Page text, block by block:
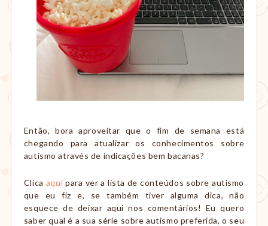
Então, bora aproveitar que o fim de semana está
chegando para atualizar os conhecimentos sobre
autismo através de indicações bem bacanas?
Clica aquipara ver a lista de conteúdos sobre autismo
que eu fiz e, se também tiver alguma dica, não
esquece de deixar aqui nos comentários! Eu quero
saber qual é a sua série sobre autismo preferida, o seu